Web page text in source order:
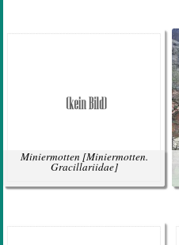
Miniermotten [Miniermotten.
Gracillariidae]